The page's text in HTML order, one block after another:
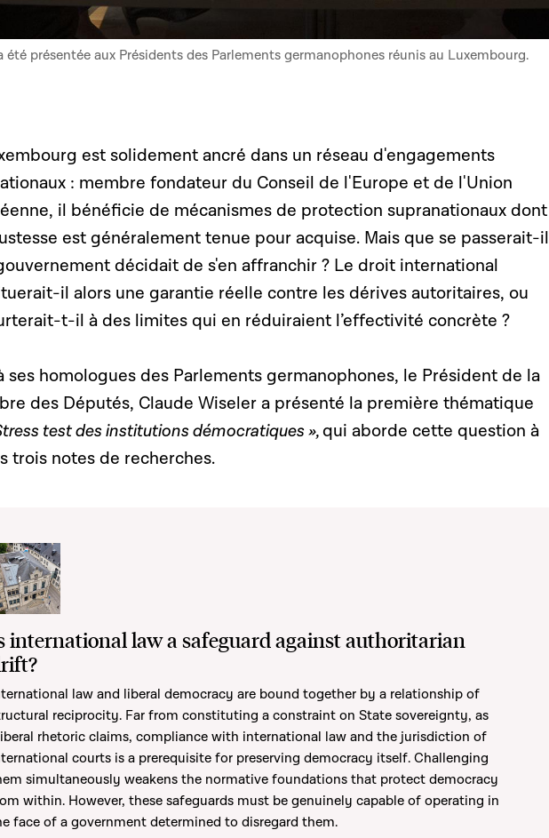
présentée aux Présidents des Parlements germanophones réunis au Luxembourg.
est solidement ancré dans un réseau d'engagements
: membre fondateur du Conseil de l'Europe et de l'Union
il bénéficie de mécanismes de protection supranationaux dont
est généralement tenue pour acquise. Mais que se passerait-il
décidait de s'en affranchir ? Le droit international
il alors une garantie réelle contre les dérives autoritaires, ou
t-il à des limites qui en réduiraient l’effectivité concrète ?
ses homologues des Parlements germanophones, le Président de la
des Députés, Claude Wiseler a présenté la première thématique
test des institutions démocratiques »,qui aborde cette question à
trois notes de recherches.
international law a safeguard against authoritarian
law and liberal democracy are bound together by a relationship of
reciprocity. Far from constituting a constraint on State sovereignty, as
rhetoric claims, compliance with international law and the jurisdiction of
courts is a prerequisite for preserving democracy itself. Challenging
simultaneously weakens the normative foundations that protect democracy
within. However, these safeguards must be genuinely capable of operating in
face of a government determined to disregard them.